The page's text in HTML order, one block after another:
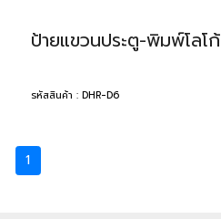
ป้ายแขวนประตู-พิมพ์โลโก้
รหัสสินค้า : DHR-D6
1